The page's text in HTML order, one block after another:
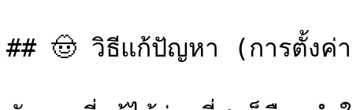
## 🤠 วิธีแก้ปัญหา (การตั้งค่